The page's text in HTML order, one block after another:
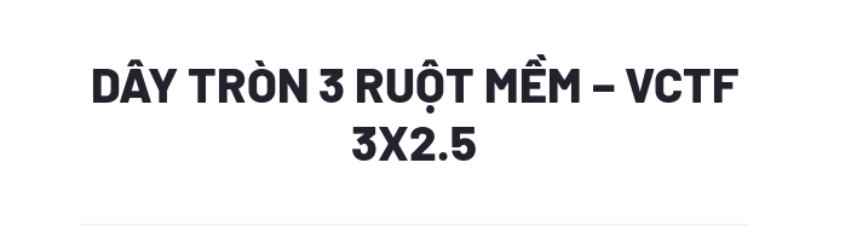
DÂY TRÒN 3 RUỘT MỀM – VCTF
3X2.5